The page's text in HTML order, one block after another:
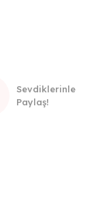
Sevdiklerinle
Paylaş!